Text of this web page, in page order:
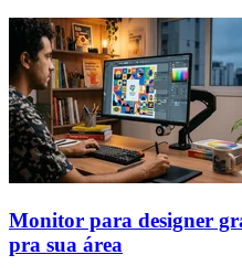
Monitor para designer
pra sua área